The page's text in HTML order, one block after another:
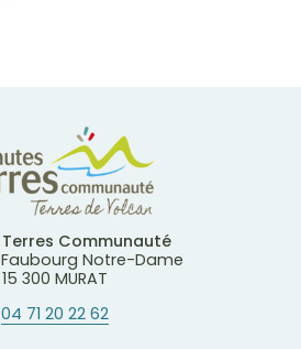
Communauté
Notre-Dame
15 300 MURAT
04 71 20 22 62